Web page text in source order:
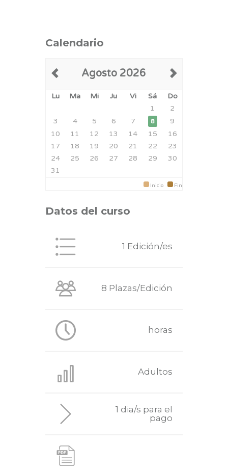
Calendario
Agosto 2026
Lu Ma Mi Ju Vi Sá
Do
1
2
3
4 5 6 7 8
9
10
11 12 13 14 15
16
17
18 19 20 21 22
23
24
25 26 27 28 29
30
31
Inicio Fin
Datos del curso
1 Edición/es
8 Plazas/Edición
horas
Adultos
1 dia/s para el
pago